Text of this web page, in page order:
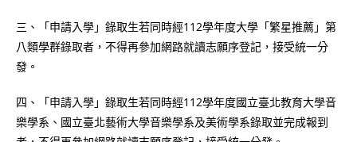
三、「申請入學」錄取生若同時經112學年度大學「繁星推薦」第
八類學群錄取者，不得再參加網路就讀志願序登記，接受統一分
發。
四、「申請入學」錄取生若同時經112學年度國立臺北教育大學音
樂學系、國立臺北藝術大學音樂學系及美術學系錄取並完成報到